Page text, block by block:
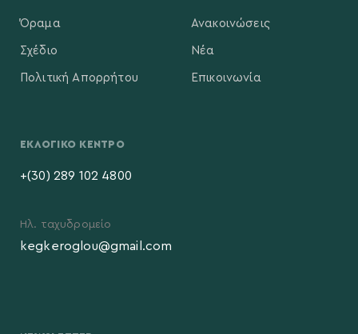
Όραμα
Σχέδιο
Πολιτική Απορρήτου
Ανακοινώσεις
Νέα
Επικοινωνία
ΕΚΛΟΓΙΚΌ ΚΈΝΤΡΟ
+(30) 289 102 4800
Ηλ. ταχυδρομείο
kegkeroglou@gmail.com